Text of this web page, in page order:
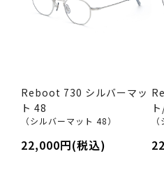
Reboot 730 シルバーマッ
ト 48
（シルバーマット 48）
22,000円(税込)